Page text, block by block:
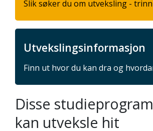
Slik søker du om utveksling -
Utvekslingsinformasjon
Finn ut hvor du kan dra og
Disse
kan utveksle hit